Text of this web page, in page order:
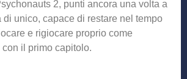
2, punti ancora una volta a
di unico, capace di restare nel tempo
e rigiocare proprio come
il primo capitolo.